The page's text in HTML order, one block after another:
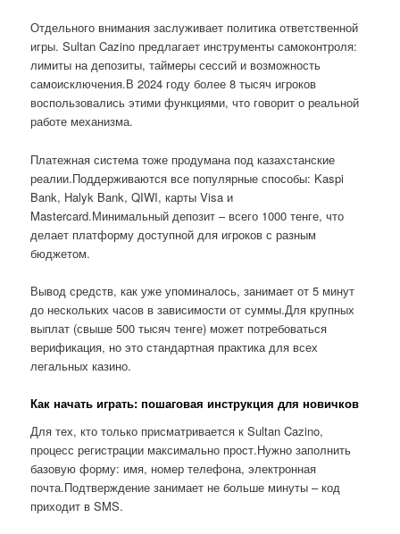
Отдельного внимания заслуживает политика ответственной
игры. Sultan Cazino предлагает инструменты самоконтроля:
лимиты на депозиты, таймеры сессий и возможность
самоисключения.В 2024 году более 8 тысяч игроков
воспользовались этими функциями, что говорит о реальной
работе механизма.
Платежная система тоже продумана под казахстанские
реалии.Поддерживаются все популярные способы: Kaspi
Bank, Halyk Bank, QIWI, карты Visa и
Mastercard.Минимальный депозит – всего 1000 тенге, что
делает платформу доступной для игроков с разным
бюджетом.
Вывод средств, как уже упоминалось, занимает от 5 минут
до нескольких часов в зависимости от суммы.Для крупных
выплат (свыше 500 тысяч тенге) может потребоваться
верификация, но это стандартная практика для всех
легальных казино.
Как начать играть: пошаговая инструкция для новичков
Для тех, кто только присматривается к Sultan Cazino,
процесс регистрации максимально прост.Нужно заполнить
базовую форму: имя, номер телефона, электронная
почта.Подтверждение занимает не больше минуты – код
приходит в SMS.